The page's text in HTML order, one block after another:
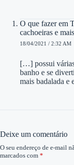
O que fazer em
cachoeiras e mais
18/04/2021 / 2:32 AM
[…] possui
banho e se
mais badalada
Deixe um comentário
O seu endereço de e-mail
marcados com *